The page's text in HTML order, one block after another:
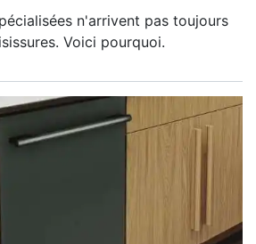
n'arrivent pas toujours
Voici pourquoi.